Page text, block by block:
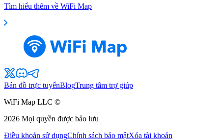
Tìm hiểu thêm về WiFi Map
Bản đồ trực tuyếnBlogTrung tâm trợ giúp
WiFi Map LLC ©
2026 Mọi quyền được bảo lưu
Điều khoản sử dụngChính sách bảo mậtXóa tài khoản